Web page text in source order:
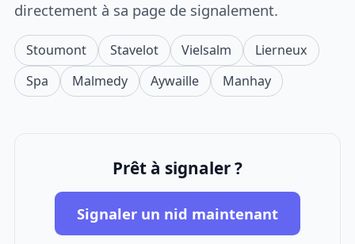
directement à sa page de signalement.
Stoumont Stavelot Vielsalm
Lierneux
Spa
Malmedy Aywaille Manhay
Prêt à signaler ?
Signaler un nid maintenant